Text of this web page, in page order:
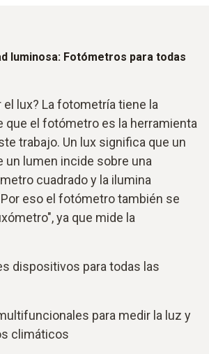
luminosa: Fotómetros para todas
el lux? La fotometría tiene la
que el fotómetro es la herramienta
trabajo. Un lux significa que un
un lumen incide sobre una
cuadrado y la ilumina
eso el fotómetro también se
ya que mide la
dispositivos para todas las
para medir la luz y
climáticos